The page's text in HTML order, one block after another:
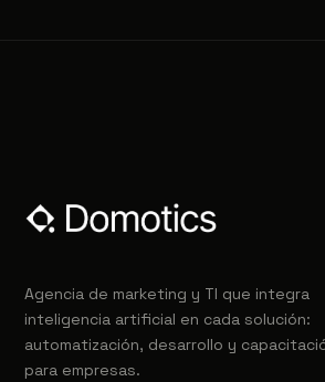
Agencia de marketing y TI que integra
inteligencia artificial en cada solución:
automatización, desarrollo y
para empresas.